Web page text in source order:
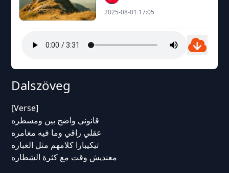
2025-08-01 17:05
Dalszöveg
[Verse]
قانوني واضح بين ومسطره
عقلي راقي وما فيه مغامره
تيكيبارا كلامهم مثل الغباره
معنديش وقت مع كثرة الشطاره